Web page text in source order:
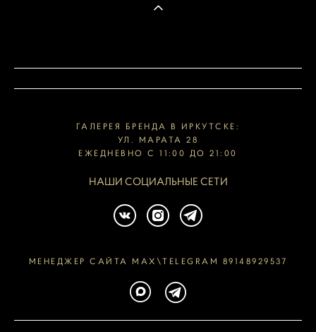
ГАЛЕРЕЯ БРЕНДА В ИРКУТСКЕ:
УЛ. МАРАТА 28
ЕЖЕДНЕВНО С 11:00 ДО 21:00
НАШИ СОЦИАЛЬНЫЕ СЕТИ
МЕНЕДЖЕР САЙТА MAX\TELEGRAM 89148929537